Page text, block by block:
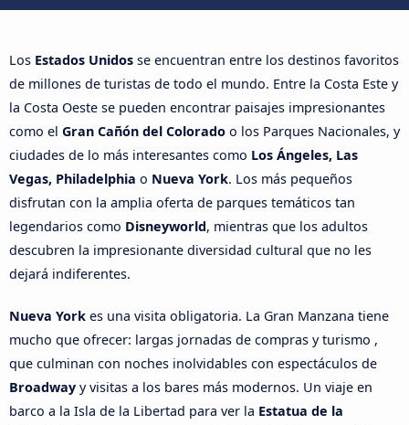
Los Estados Unidos se encuentran entre los destinos favoritos
de millones de turistas de todo el mundo. Entre la Costa Este y
la Costa Oeste se pueden encontrar paisajes impresionantes
como el Gran Cañón del Colorado o los Parques Nacionales, y
ciudades de lo más interesantes como Los Ángeles, Las
Vegas, Philadelphia o Nueva York. Los más pequeños
disfrutan con la amplia oferta de parques temáticos tan
legendarios como Disneyworld, mientras que los adultos
descubren la impresionante diversidad cultural que no les
dejará indiferentes.
Nueva York es una visita obligatoria. La Gran Manzana tiene
mucho que ofrecer: largas jornadas de compras y turismo ,
que culminan con noches inolvidables con espectáculos de
Broadway y visitas a los bares más modernos. Un viaje en
barco a la Isla de la Libertad para ver la Estatua de la